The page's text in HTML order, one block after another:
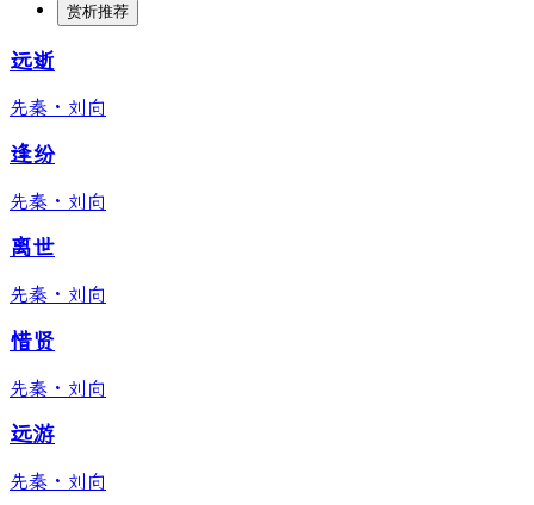
赏析推荐
远逝
先秦 · 刘向
逢纷
先秦 · 刘向
离世
先秦 · 刘向
惜贤
先秦 · 刘向
远游
先秦 · 刘向